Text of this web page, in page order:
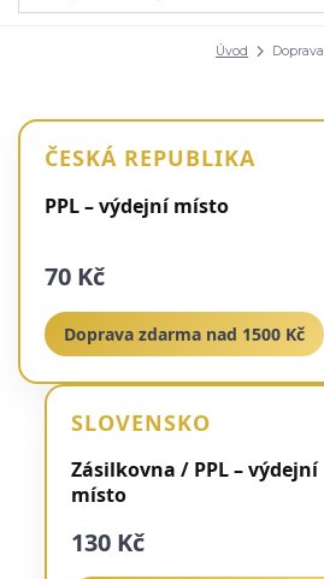
Úvod Doprava
ČESKÁ REPUBLIKA
PPL – výdejní místo
70 Kč
Doprava zdarma nad 1500 Kč
SLOVENSKO
Zásilkovna / PPL – výdejní
místo
130 Kč